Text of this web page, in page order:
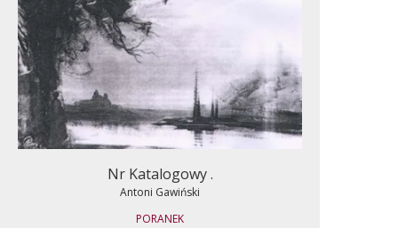
Nr Katalogowy .
Antoni Gawiński
PORANEK